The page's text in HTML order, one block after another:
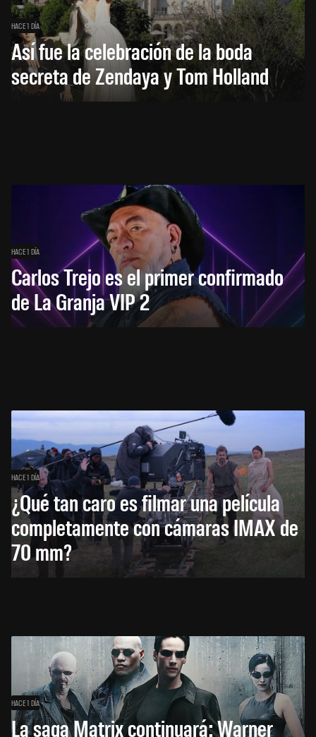
HACE 1 DÍA
Así fue la celebración de la boda
secreta de Zendaya y Tom Holland
HACE 1 DÍA
Carlos Trejo es el primer confirmado
de La Granja VIP 2
HACE 1 DÍA
¿Qué tan caro es filmar una película
completamente con cámaras IMAX de
70 mm?
HACE 1 DÍA
La saga Matrix continuará: Warner